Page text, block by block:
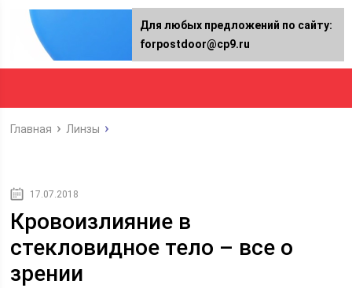
Главная Линзы
17.07.2018
Кровоизлияние в
стекловидное тело – все о
зрении
Для любых предложений по сайту:
forpostdoor@cp9.ru